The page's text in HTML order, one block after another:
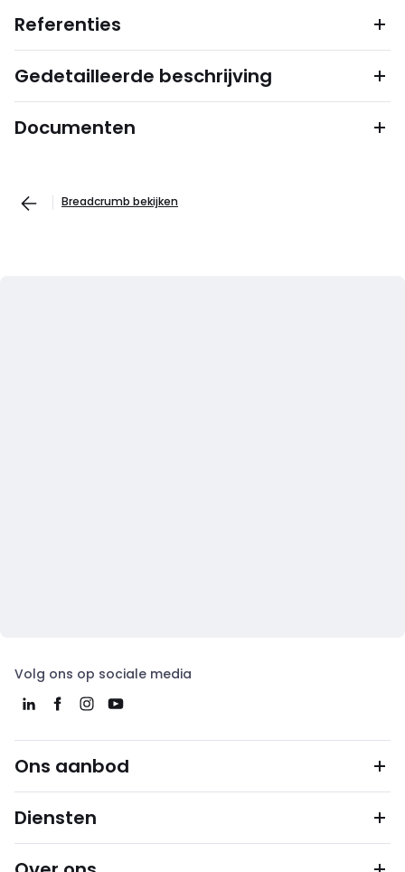
Referenties
Gedetailleerde beschrijving
Documenten
Breadcrumb bekijken
Volg ons op sociale media
Ons aanbod
Diensten